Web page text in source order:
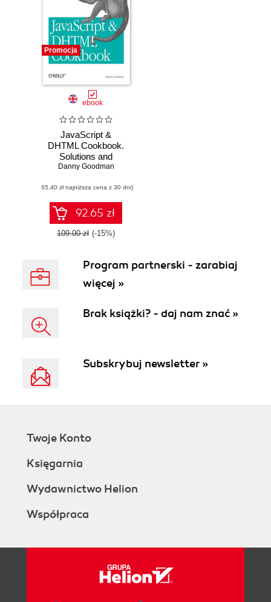
Promocja
ebook
JavaScript &
DHTML Cookbook.
Solutions and
Example for Web
Danny Goodman
(65,40 zł najniższa cena z 30 dni)
92.65 zł
109.00 zł (-15%)
Program partnerski - zarabiaj
więcej »
Brak książki? - daj nam znać »
Subskrybuj newsletter »
Twoje Konto
Księgarnia
Wydawnictwo Helion
Współpraca